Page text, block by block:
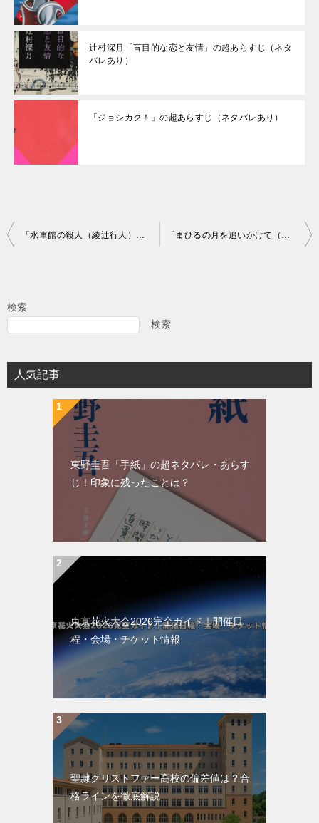
辻村深月「盲目的な恋と友情」の超あらすじ（ネタ
バレあり）
「ジョシカク！」の超あらすじ（ネタバレあり）
投
ビ
シ
ョ
「水車館の殺人（綾辻行人）」の超あらすじ（ネタバレあり） 「まひるの月を追いかけて（恩田陸）」の超あらすじ（ネタバレ）
検索
検索
人気記事
東野圭吾「手紙」の超ネタバレ・あらす
じ！印象に残ったことは？
東京花火大会2026完全ガイド｜開催日
程・会場・チケット情報
聖隷クリストファー高校の偏差値は？合
格ラインを徹底解説